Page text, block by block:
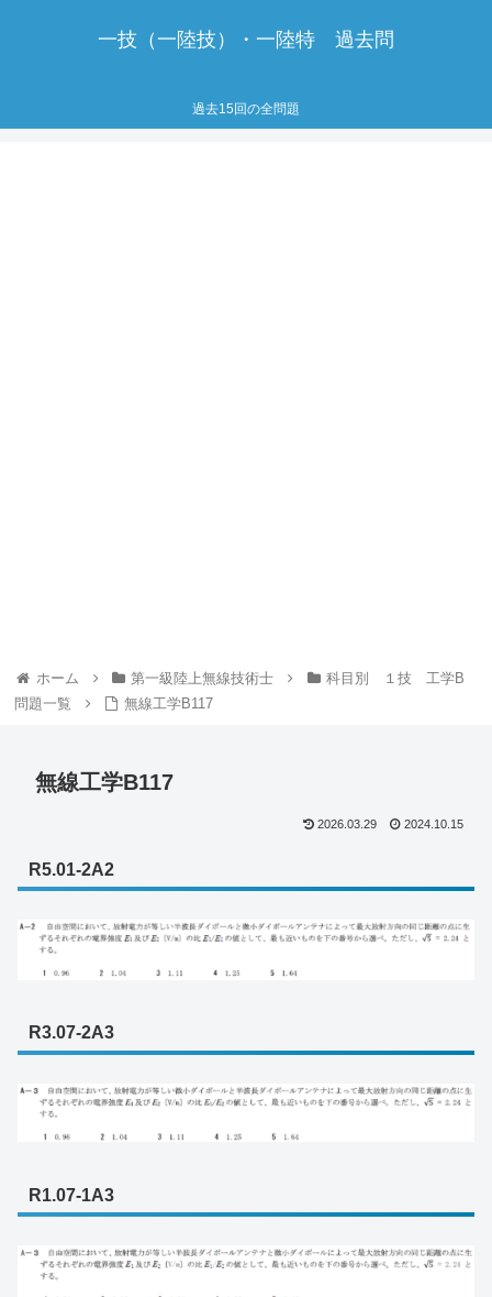
一技（一陸技）・一陸特 過去問
過去15回の全問題
ホーム 第一級陸上無線技術士
科目別 １技 工学B
問題一覧
無線工学B117
無線工学B117
2026.03.29 2024.10.15
R5.01-2A2
R3.07-2A3
R1.07-1A3